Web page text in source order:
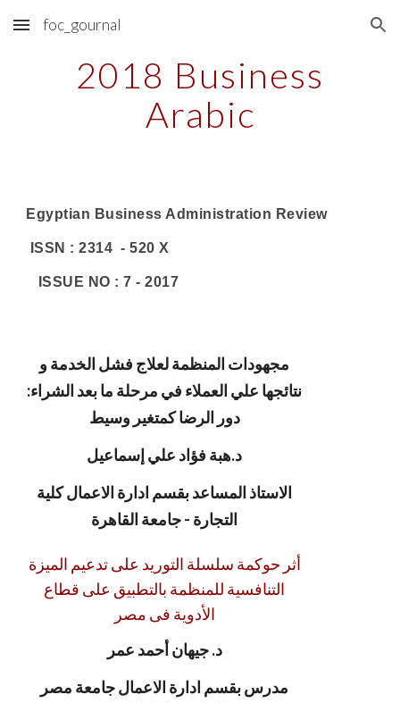
Skip to main content Skip to navigation
foc_gournal
2018 Business
Arabic
Egyptian Business Administration Review
ISSN : 2314 - 520 X
ISSUE NO : 7 - 2017
مجهودات المنظمة لعلاج فشل الخدمة و
نتائجها علي العملاء في مرحلة ما بعد الشراء:
دور الرضا كمتغير وسيط
د.هبة فؤاد علي إسماعيل
الاستاذ المساعد بقسم ادارة الاعمال كلية
التجارة - جامعة القاهرة
أثر حوكمة سلسلة التوريد على تدعيم الميزة
التنافسية للمنظمة بالتطبيق على قطاع
الأدوية فى مصر
د. جيهان أحمد عمر
مدرس بقسم ادارة الاعمال جامعة مصر